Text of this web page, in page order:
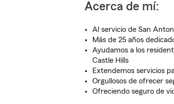
Acerca de mí:
Al servicio de San
Más de 25 años
Ayudamos a los
Castle Hills
Extendemos servicios
Orgullosos de ofrecer
Ofreciendo seguro de